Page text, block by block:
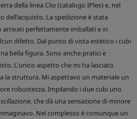
della linea Clio (catalogo IPlex) e, nel
dell'acquisto. La spedizione è stata
arrivati perfettamente imballati e in
difetto. Dal punto di vista estetico i cubi
bella figura. Sono anche pratici e
L'unico aspetto che mi ha lasciato
la struttura. Mi aspettavo un materiale un
robustezza. Impilando i due cubi uno
che dà una sensazione di minore
Nel complesso è comunque un